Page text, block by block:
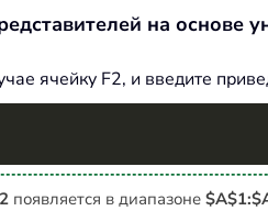
на основе
ячейку F2, и введите
появляется в диапазоне